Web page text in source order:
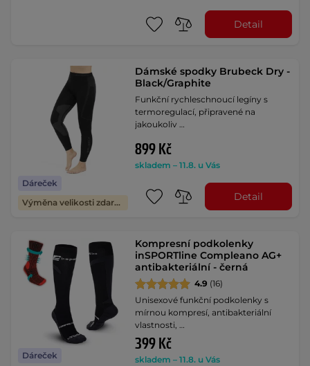
Detail
Dáreček
Výměna velikosti zdarma
Dámské spodky Brubeck Dry -
Black/Graphite
Funkční rychleschnoucí legíny s
termoregulací, připravené na
jakoukoliv …
899 Kč
skladem – 11.8. u Vás
Detail
Dáreček
Kompresní podkolenky
inSPORTline Compleano AG+
antibakteriální - černá
4.9 (16)
Unisexové funkční podkolenky s
mírnou kompresí, antibakteriální
vlastnosti, …
399 Kč
skladem – 11.8. u Vás